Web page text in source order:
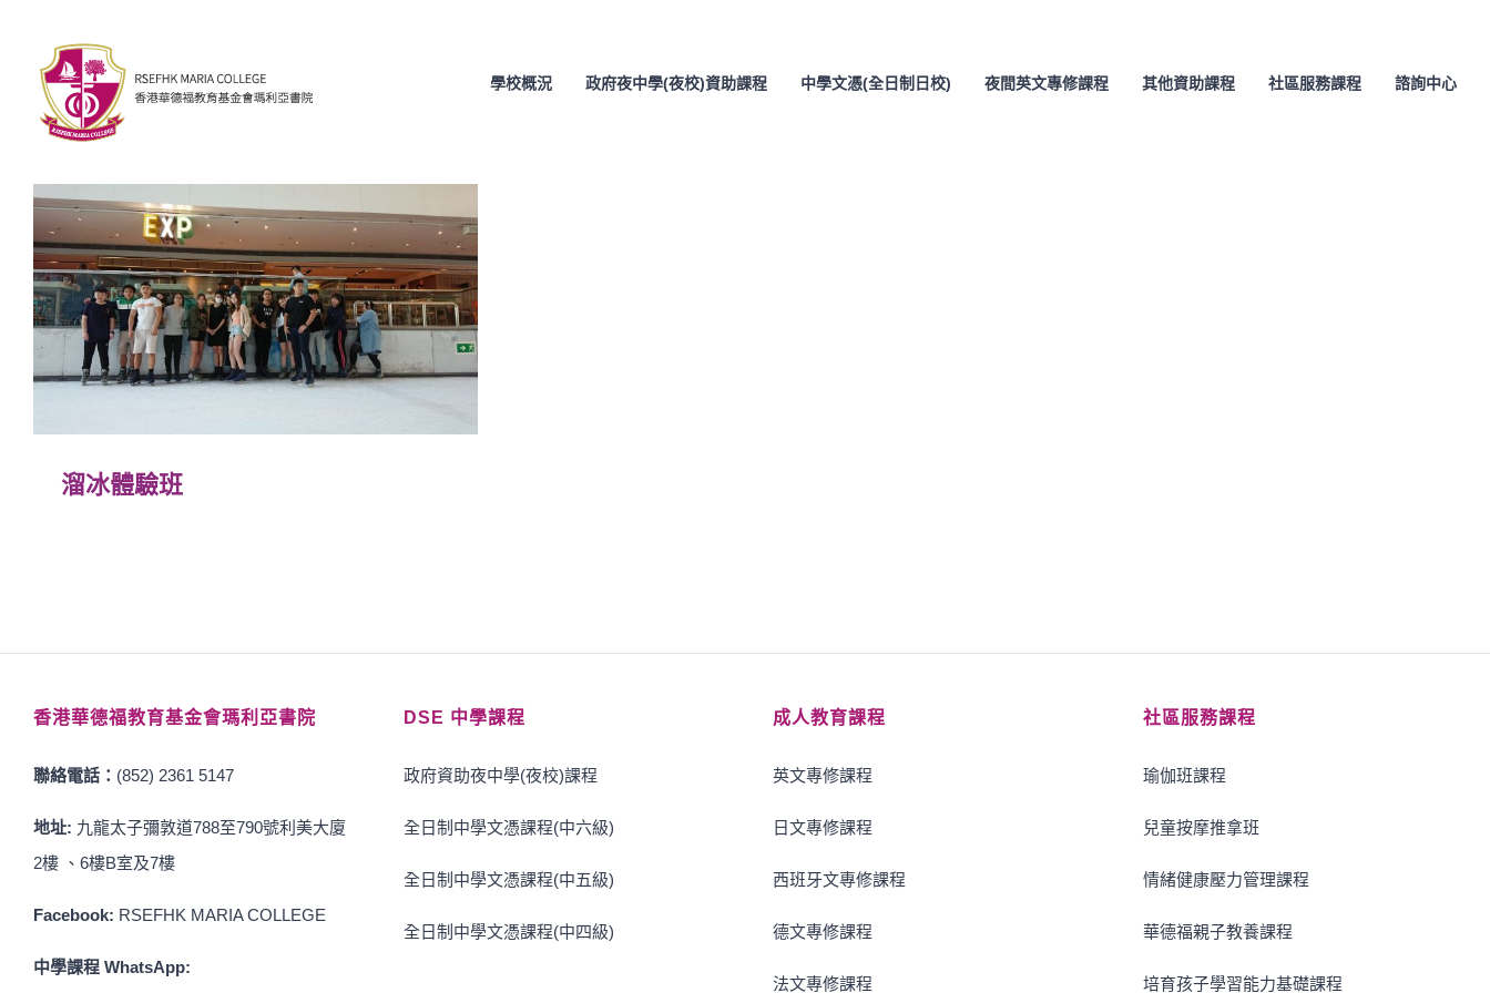
content
學校概況 政府夜中學(夜校)資助課程 中學文憑(全日制日校) 夜間英文專修課程 其他資助課程 社區服務課程 諮詢中心
溜冰體驗班
香港華德福教育基金會瑪利亞書院
聯絡電話： (852) 2361 5147
地址: 九龍太子彌敦道788至790號利美大廈
2樓 、6樓B室及7樓
Facebook: RSEFHK MARIA COLLEGE
中學課程 WhatsApp:
DSE 中學課程
政府資助夜中學(夜校)課程
全日制中學文憑課程(中六級)
全日制中學文憑課程(中五級)
全日制中學文憑課程(中四級)
成人教育課程
英文專修課程
日文專修課程
西班牙文專修課程
德文專修課程
法文專修課程
社區服務課程
瑜伽班課程
兒童按摩推拿班
情緒健康壓力管理課程
華德福親子教養課程
培育孩子學習能力基礎課程